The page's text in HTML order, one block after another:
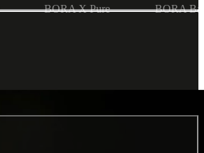
BORA X Pure BORA